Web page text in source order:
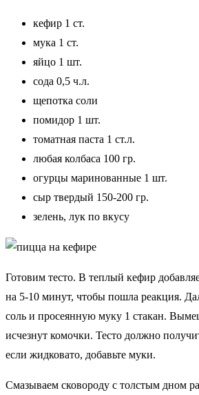
кефир 1 ст.
мука 1 ст.
яйцо 1 шт.
сода 0,5 ч.л.
щепотка соли
помидор 1 шт.
томатная паста 1 ст.л.
любая колбаса 100 гр.
огурцы маринованные 1 шт.
сыр твердый 150-200 гр.
зелень, лук по вкусу
Готовим тесто. В теплый кефир
на 5-10 минут, чтобы пошла реакция.
соль и просеянную муку 1 стакан.
исчезнут комочки. Тесто должно
если жидковато, добавьте муки.
Смазываем сковороду с толстым дном